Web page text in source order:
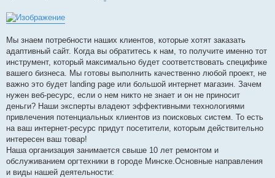
е
н
Мы знаем потребности наших клиентов, которые хотят заказать
адаптивный сайт. Когда вы обратитесь к нам, то получите именно тот
инструмент, который максимально будет соответствовать специфике
вашего бизнеса. Мы готовы выполнить качественно любой проект, не
важно это будет landing page или большой интернет магазин. Зачем
нужен веб-ресурс, если о нем никто не знает и он не приносит
деньги? Наши эксперты владеют эффективными технологиями
привлечения потенциальных клиентов из поисковых систем. То есть
на ваш интернет-ресурс придут посетители, которым действительно
интересен ваш товар!
Наша организация занимается свыше 10 лет ремонтом и
обслуживанием оргтехники в городе Минске.Основные направления
и виды нашей деятельности: